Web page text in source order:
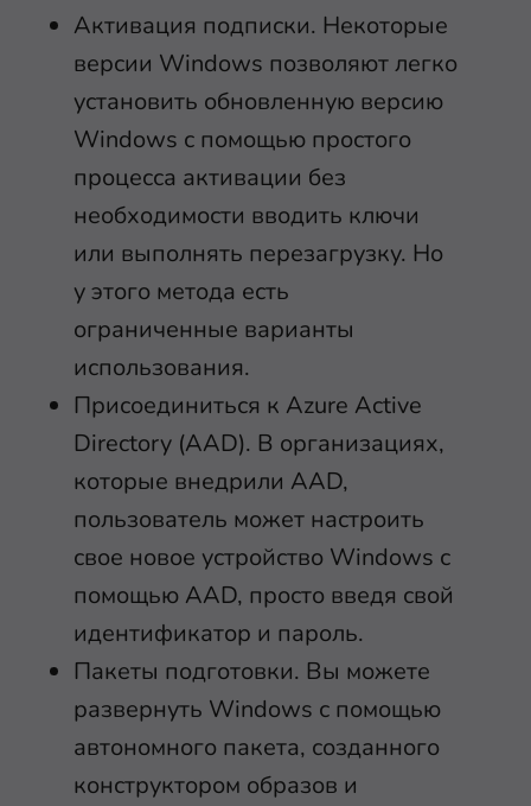
Активация подписки. Некоторые
версии Windows позволяют легко
установить обновленную версию
Windows с помощью простого
процесса активации без
необходимости вводить ключи
или выполнять перезагрузку. Но
у этого метода есть
ограниченные варианты
использования.
Присоединиться к Azure Active
Directory (AAD). В организациях,
которые внедрили AAD,
пользователь может настроить
свое новое устройство Windows с
помощью AAD, просто введя свой
идентификатор и пароль.
Пакеты подготовки. Вы можете
развернуть Windows с помощью
автономного пакета, созданного
конструктором образов и